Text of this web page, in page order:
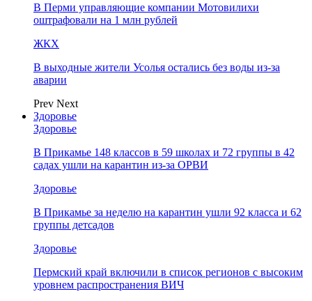
В Перми управляющие компании Мотовилихи
оштрафовали на 1 млн рублей
ЖКХ
В выходные жители Усолья остались без воды из-за
аварии
Prev Next
Здоровье
Здоровье
В Прикамье 148 классов в 59 школах и 72 группы в 42
садах ушли на карантин из-за ОРВИ
Здоровье
В Прикамье за неделю на карантин ушли 92 класса и 62
группы детсадов
Здоровье
Пермский край включили в список регионов с высоким
уровнем распространения ВИЧ